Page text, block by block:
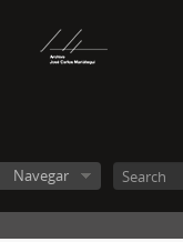
Navegar